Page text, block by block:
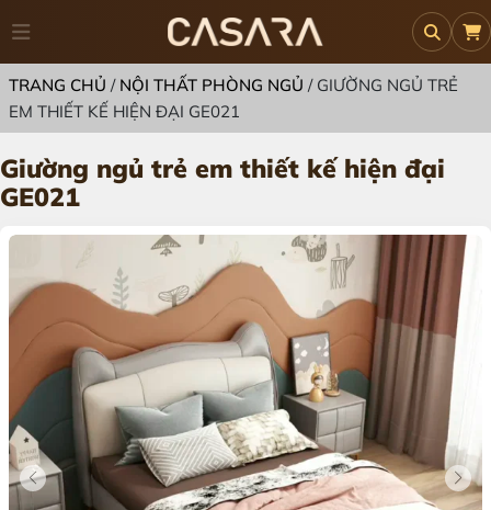
TRANG CHỦ / NỘI THẤT PHÒNG NGỦ / GIƯỜNG NGỦ TRẺ
EM THIẾT KẾ HIỆN ĐẠI GE021
Giường ngủ trẻ em thiết kế hiện đại
GE021